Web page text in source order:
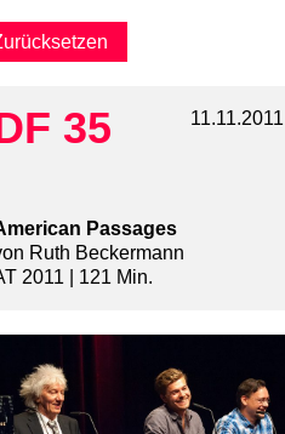
35 11.11.2011
Passages
Ruth Beckermann
2011 | 121 Min.